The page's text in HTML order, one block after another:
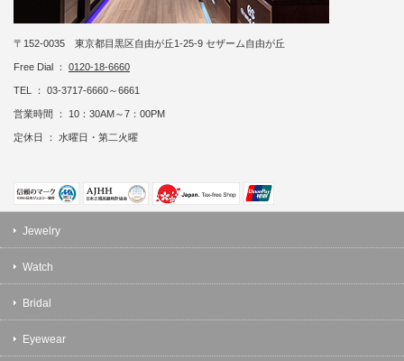
〒152-0035 東京都目黒区自由が丘1-25-9 セザーム自由が丘
Free Dial ： 0120-18-6660
TEL ： 03-3717-6660～6661
営業時間 ： 10：30AM～7：00PM
定休日 ： 水曜日・第二火曜
Jewelry
Watch
Bridal
Eyewear